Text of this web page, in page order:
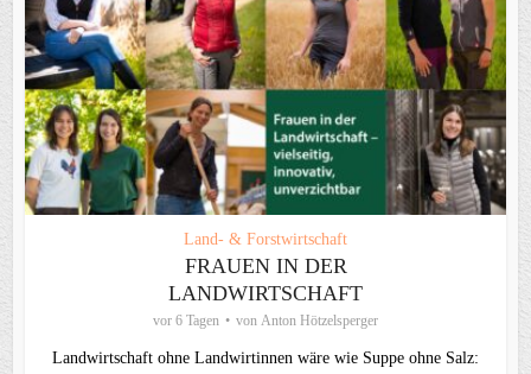
Land- & Forstwirtschaft
FRAUEN IN DER
LANDWIRTSCHAFT
vor 6 Tagen von Anton Hötzelsperger
Landwirtschaft ohne Landwirtinnen wäre wie Suppe ohne Salz: